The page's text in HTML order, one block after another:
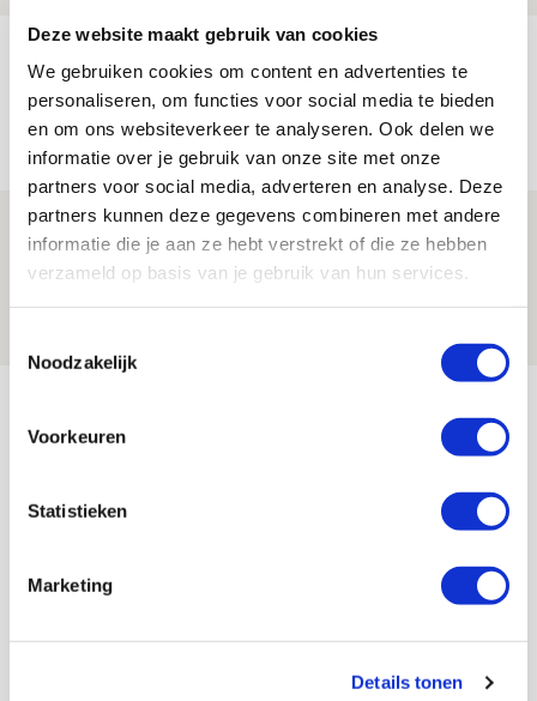
Deze website maakt gebruik van cookies
We gebruiken cookies om content en advertenties te
personaliseren, om functies voor social media te bieden
en om ons websiteverkeer te analyseren. Ook delen we
informatie over je gebruik van onze site met onze
partners voor social media, adverteren en analyse. Deze
partners kunnen deze gegevens combineren met andere
informatie die je aan ze hebt verstrekt of die ze hebben
verzameld op basis van je gebruik van hun services.
Noodzakelijk
Voorkeuren
Statistieken
Marketing
Details tonen
jij aan nieuw eredivisieseizoen?
08 AUGUSTUS 2026 - 11:34
NIEUWS
Spelen bij Jong Ajax of Ajax 1? Dat
maakt Abdalla ‘geen reet’ uit
AGENDA
23
Selectiedag ballenjongens/-meiden
SEP